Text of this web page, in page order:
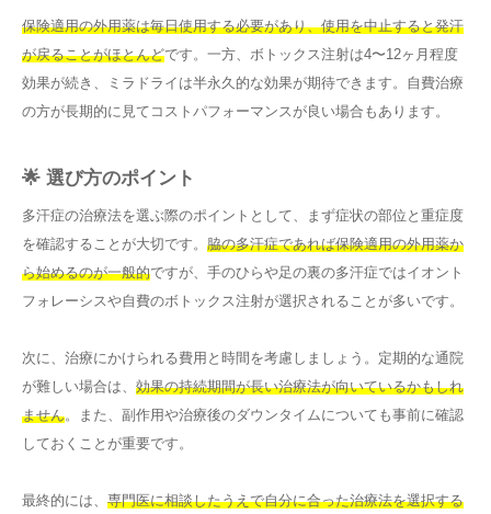
保険適用の外用薬は毎日使用する必要があり、使用を中止すると発汗
が戻ることがほとんどです。一方、ボトックス注射は4〜12ヶ月程度
効果が続き、ミラドライは半永久的な効果が期待できます。自費治療
の方が長期的に見てコストパフォーマンスが良い場合もあります。
🌟 選び方のポイント
多汗症の治療法を選ぶ際のポイントとして、まず症状の部位と重症度
を確認することが大切です。 脇の多汗症であれば保険適用の外用薬か
ら始めるのが一般的ですが、手のひらや足の裏の多汗症ではイオント
フォレーシスや自費のボトックス注射が選択されることが多いです。
次に、治療にかけられる費用と時間を考慮しましょう。定期的な通院
が難しい場合は、 効果の持続期間が長い治療法が向いているかもしれ
ません。また、副作用や治療後のダウンタイムについても事前に確認
しておくことが重要です。
最終的には、 専門医に相談したうえで自分に合った治療法を選択する